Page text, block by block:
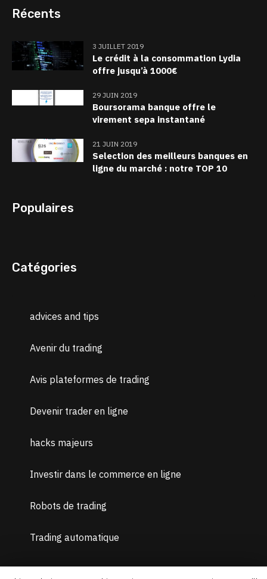
Récents
3 JUILLET 2019
Le crédit à la consommation Lydia
offre jusqu’à 1000€
29 JUIN 2019
Boursorama banque offre le
virement sepa instantané
21 JUIN 2019
Selection des meilleurs banques en
ligne du marché : notre TOP 10
Populaires
Catégories
advices and tips
Avenir du trading
Avis plateformes de trading
Devenir trader en ligne
hacks majeurs
Investir dans le commerce en ligne
Robots de trading
Trading automatique